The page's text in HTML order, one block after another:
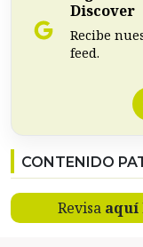
Discover
Recibe
feed.
CONTENIDO
Revisa aquí